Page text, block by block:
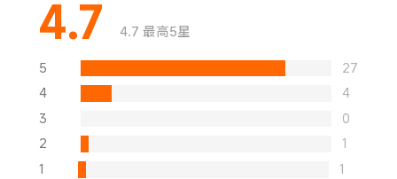
4.7 4.7 最高5星
5
27
4
4
3
0
2
1
1
1